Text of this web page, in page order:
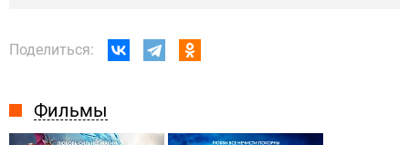
Поделиться:
Фильмы